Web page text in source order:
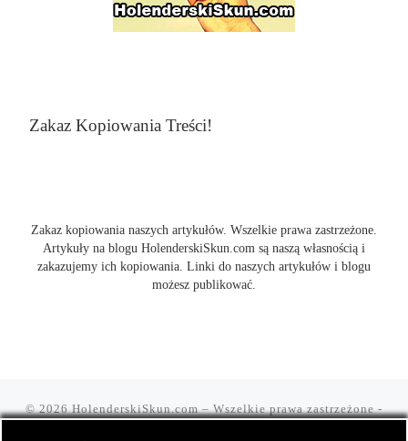
Zakaz Kopiowania Treści!
Zakaz kopiowania naszych artykułów. Wszelkie prawa zastrzeżone.
Artykuły na blogu HolenderskiSkun.com są naszą własnością i
zakazujemy ich kopiowania. Linki do naszych artykułów i blogu
możesz publikować.
© 2026HolenderskiSkun.com– Wszelkie prawa zastrzeżone-